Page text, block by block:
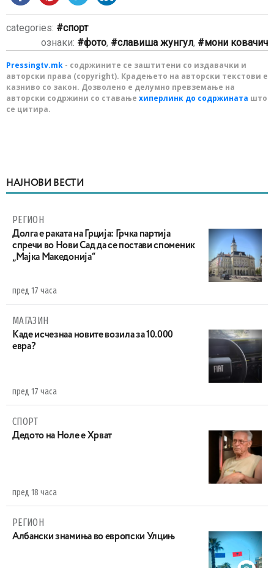
categories:
спорт
ознаки:
фото, славиша жунгул, мони ковачич
Pressingtv.mk - содржините се заштитени со издавачки и
авторски права (copyright). Крадењето на авторски текстови е
казниво со закон. Дозволено е делумно превземање на
авторски содржини со ставање хиперлинк до содржината што
се цитира.
НАЈНОВИ ВЕСТИ
РЕГИОН
Долга е раката на Грција: Грчка партија
спречи во Нови Сад да се постави споменик
„Мајка Македонија“
пред 17 часа
МАГАЗИН
Каде исчезнаа новите возила за 10.000
евра?
пред 17 часа
СПОРТ
Дедото на Ноле е Хрват
пред 18 часа
РЕГИОН
Aлбански знамиња во европски Улцињ